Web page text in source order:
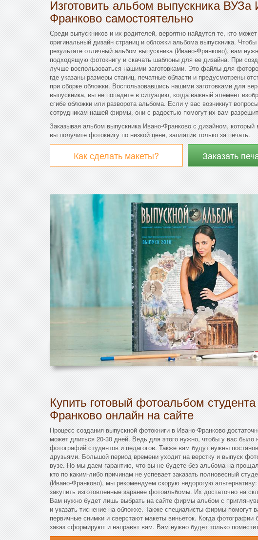
Изготовить альбом выпускника ВУЗа
Франково самостоятельно
Среди выпускников и их родителей, вероятно найдутся те, кто
оригинальный дизайн страниц и обложки альбома выпускника.
результате отличный альбом выпускника (Ивано-Франково), вам
подходящую фотокнигу и скачать шаблоны для ее дизайна. При
лучше воспользоваться нашими заготовками. Это файлы для
где указаны размеры станиц, печатные области и предусмотрены
при сборке обложки. Воспользовавшись нашими заготовками для
выпускника, вы не попадете в ситуацию, когда важный элемент
сгибе обложки или разворота альбома. Если у вас возникнут
сотрудникам нашей фирмы, они с радостью помогут их вам
Заказывая альбом выпускника Ивано-Франково с дизайном,
вы получите фотокнигу по низкой цене, заплатив только за печать.
Как сделать макеты? Заказать
Купить готовый фотоальбом
Франково онлайн на сайте
Процесс создания выпускной фотокниги в Ивано-Франково
может длиться 20-30 дней. Ведь для этого нужно, чтобы у вас было
фотографий студентов и педагогов. Также вам будут нужны
друзьями. Большой период времени уходит на верстку и выпуск
вузе. Но мы даем гарантию, что вы не будете без альбома на
кто по каким-либо причинам не успевает заказать полновесный
(Ивано-Франково), мы рекомендуем скорую недорогую альтернативу:
закупить изготовленные заранее фотоальбомы. Их достаточно на
Вам нужно будет лишь выбрать на сайте фирмы альбом с
и указать тиснение на обложке. Также специалисты фирмы помогут
первичные снимки и сверстают макеты виньеток. Когда фотографии
заказ сформируют и направят вам. Вам нужно будет только